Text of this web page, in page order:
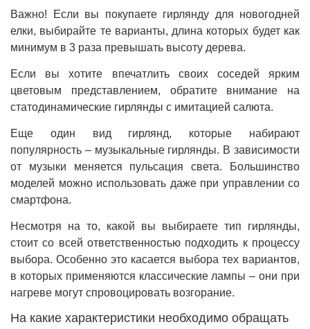
Важно! Если вы покупаете гирлянду для новогодней
елки, выбирайте те варианты, длина которых будет как
минимум в 3 раза превышать высоту дерева.
Если вы хотите впечатлить своих соседей ярким
цветовым представлением, обратите внимание на
статодинамические гирлянды с имитацией салюта.
Еще один вид гирлянд, которые набирают
популярность – музыкальные гирлянды. В зависимости
от музыки меняется пульсация света. Большинство
моделей можно использовать даже при управлении со
смартфона.
Несмотря на то, какой вы выбираете тип гирлянды,
стоит со всей ответственностью подходить к процессу
выбора. Особенно это касается выбора тех вариантов,
в которых применяются классические лампы – они при
нагреве могут спровоцировать возгорание.
На какие характеристики необходимо обращать